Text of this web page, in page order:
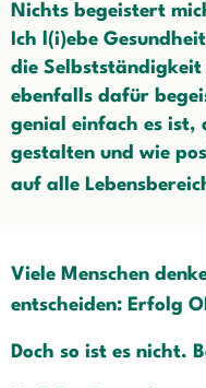
Nichts begeistert
Ich l(i)ebe
die
ebenfalls dafür
genial einfach es ist,
gestalten und wie
auf alle
Viele Menschen
entscheiden: Erfolg
Doch so ist es nicht.